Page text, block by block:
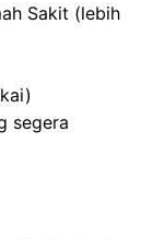
Sakit (lebih
segera